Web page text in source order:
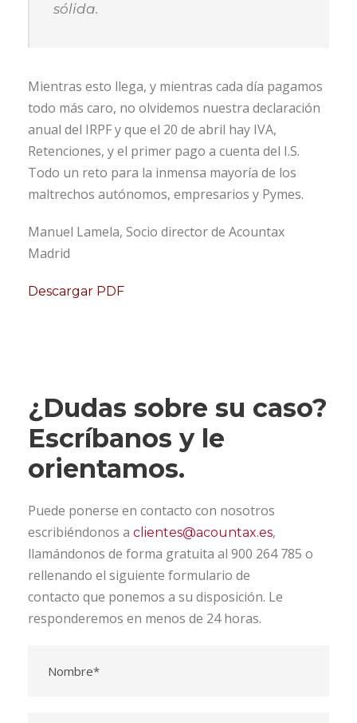
sólida.
Mientras esto llega, y mientras cada día pagamos
todo más caro, no olvidemos nuestra declaración
anual del IRPF y que el 20 de abril hay IVA,
Retenciones, y el primer pago a cuenta del I.S.
Todo un reto para la inmensa mayoría de los
maltrechos autónomos, empresarios y Pymes.
Manuel Lamela, Socio director de Acountax
Madrid
Descargar PDF
¿Dudas sobre su caso?
Escríbanos y le
orientamos.
Puede ponerse en contacto con nosotros
escribiéndonos a clientes@acountax.es,
llamándonos de forma gratuita al 900 264 785 o
rellenando el siguiente formulario de
contacto que ponemos a su disposición. Le
responderemos en menos de 24 horas.